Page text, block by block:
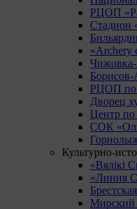
РЦОП
Стадион
«Archery
Борисов-
РЦОП по
Дворец
Центр по
СОК
Культурно-
«Вялікі
«Линия
Мирский